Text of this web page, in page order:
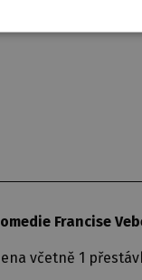
Francise
včetně 1